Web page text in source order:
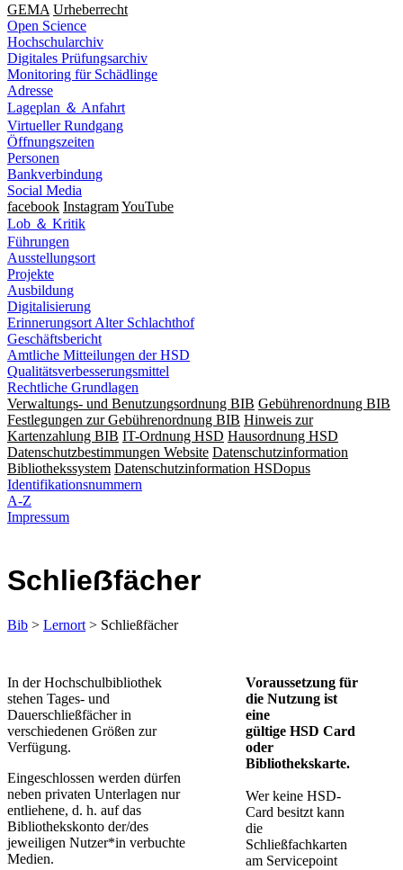
GEMA Urheberrecht
Open Science
Hochschularchiv
Digitales Prüfungsarchiv
Monitoring für Schädlinge
Adresse
Lageplan ＆ Anfahrt
Virtueller Rundgang
Öffnungszeiten
Personen
Bankverbindung
Social Media
facebook InstagramYouTube
Lob ＆ Kritik
Führungen
Ausstellungsort
Projekte
Ausbildung
Digitalisierung
Erinnerungsort Alter Schlachthof
Geschäftsbericht
Amtliche Mitteilungen der HSD
Qualitätsverbesserungsmittel
Rechtliche Grundlagen
Verwaltungs- und Benutzungsordnung BIB Gebührenordnung BIB
Festlegungen zur Gebührenordnung BIB Hinweis zur
Kartenzahlung BIB IT-Ordnung HSD Hausordnung HSD
Datenschutzbestimmungen Website Datenschutzinformation
Bibliothekssystem Datenschutzinformation HSDopus
Identifikationsnummern
A-Z
Impressum
Schlieẞfächer
Bib > Lernort > Schließfächer
​​​​​​In der Hochschulbibliothek
stehen Tages- und
Dauerschließfächer in
verschiedenen Größen zur
Verfügung.
Eingeschlossen werden dürfen
neben privaten Unterlagen nur
entliehene, d. h. auf das
Bibliothekskonto der/des
jeweiligen Nutzer*in verbuchte
Medien.
​Voraussetzung für
die Nutzung ist
eine
gültige HSD Card
oder
Bibliothekskarte.
Wer keine HSD-
Card besitzt kann
die
Schließfachkarten
am Servicepoint